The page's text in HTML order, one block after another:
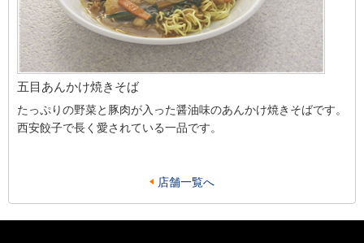
五目あんかけ焼きそば
たっぷりの野菜と豚肉が入った醤油味のあんかけ焼きそばです。
西安餃子で長く愛されている一品です。
店舗一覧へ